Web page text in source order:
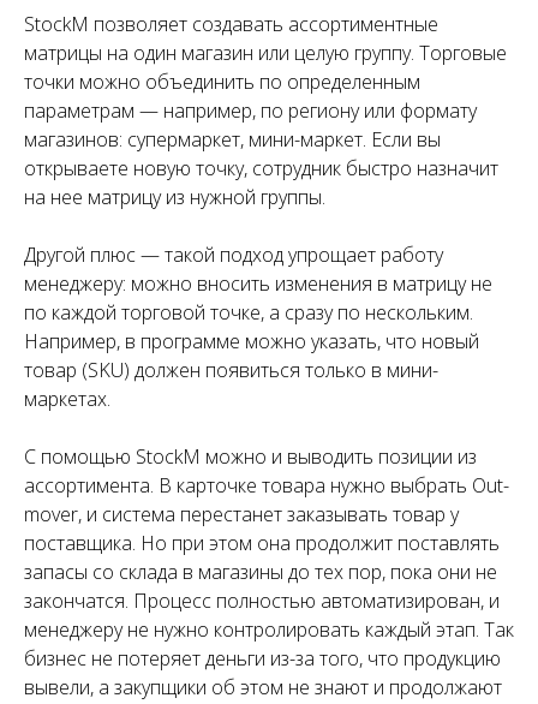
StockM позволяет создавать ассортиментные
матрицы на один магазин или целую группу. Торговые
точки можно объединить по определенным
параметрам — например, по региону или формату
магазинов: супермаркет, мини-маркет. Если вы
открываете новую точку, сотрудник быстро назначит
на нее матрицу из нужной группы.
Другой плюс — такой подход упрощает работу
менеджеру: можно вносить изменения в матрицу не
по каждой торговой точке, а сразу по нескольким.
Например, в программе можно указать, что новый
товар (SKU) должен появиться только в мини-
маркетах.
С помощью StockM можно и выводить позиции из
ассортимента. В карточке товара нужно выбрать Out-
mover, и система перестанет заказывать товар у
поставщика. Но при этом она продолжит поставлять
запасы со склада в магазины до тех пор, пока они не
закончатся. Процесс полностью автоматизирован, и
менеджеру не нужно контролировать каждый этап. Так
бизнес не потеряет деньги из-за того, что продукцию
вывели, а закупщики об этом не знают и продолжают